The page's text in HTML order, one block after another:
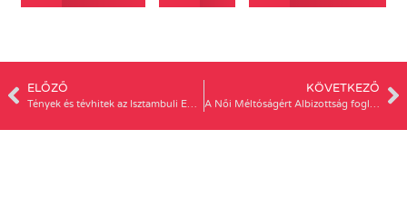
ELŐZŐ
Tények és tévhitek az Isztambuli Egyezményről
KÖVETKEZŐ
A Női Méltóságért Albizottság foglalkozzon az Isztambuli Egyezménnyel!